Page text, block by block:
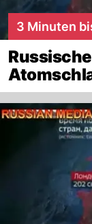
3 Minuten